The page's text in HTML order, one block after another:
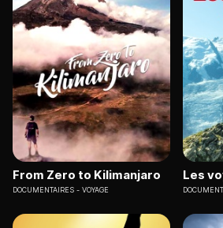
From Zero to Kilimanjaro
DOCUMENTAIRES VOYAGE
Les